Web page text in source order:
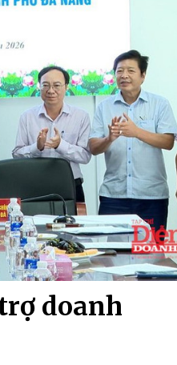
doanh